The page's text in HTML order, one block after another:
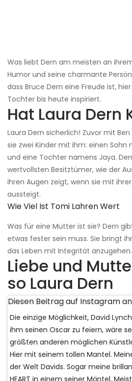
Was liebt Dern am meisten an
Humor und seine charmante
dass Bruce Dern eine Freude ist,
Tochter bis heute inspiriert.
Hat Laura Dern
Laura Dern sicherlich! Zuvor mit
sie zwei Kinder mit ihm: einen Sohn
und eine Tochter namens Jaya.
wertvollsten Besitztümer, wie der
ihren Augen zeigt, wenn sie mit
aussteigt.
Wie Viel Ist Tomi Lahren Wert
Was für eine Mutter ist sie? Dern
etwas fester sein muss. Sie bringt
das Leben mit Integrität anzugehen.
Liebe und
so Laura Dern
Diesen Beitrag auf Instagram
Die einzige Möglichkeit, David
ihm seinen Oscar zu feiern, wäre
größten anderen möglichen
Hier mit seinem tollen Mantel.
der Welt Davids. Sogar meine